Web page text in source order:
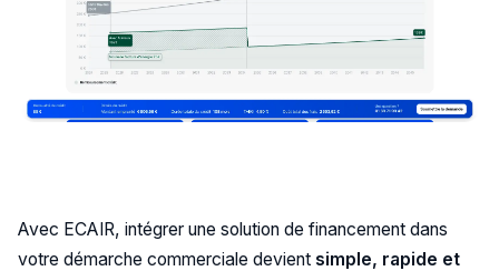
Avec ECAIR, intégrer une solution de financement dans
votre démarche commerciale devient simple, rapide et